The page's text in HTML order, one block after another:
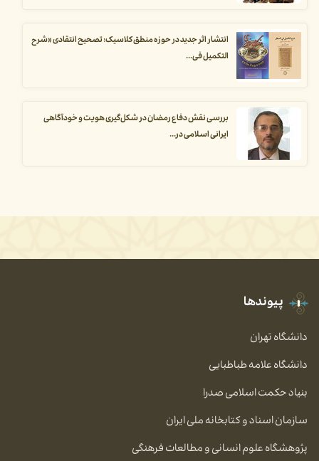
انتشار اثر جدید در حوزه منطق کلاسیک: تصحیح انتقادی «شرح
التکمیل فی...
بررسی نقش دفاع رمضان در شکل‌گیری هویت و خودآگاهی
ایرانی اسلامی در...
پیوندها
دانشگاه تهران
دانشگاه علامه طباطبایی
بنیاد حکمت اسلامی صدرا
سازمان اسناد و کتابخانه ملی ایران
پژوهشگاه علوم انسانی و مطالعات فرهنگی